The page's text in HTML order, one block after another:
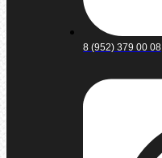
8 (952) 379 00 08